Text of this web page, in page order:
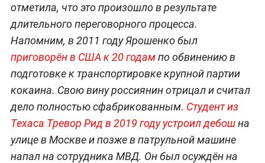
отметила, что это произошло в результате
длительного переговорного процесса.
Напомним, в 2011 году Ярошенко был
приговорён в США к 20 годампо обвинению в
подготовке к транспортировке крупной партии
кокаина. Свою вину россиянин отрицал и считал
дело полностью сфабрикованным. Студент из
Техаса Тревор Рид в 2019 году устроил дебошна
улице в Москве и позже в патрульной машине
напал на сотрудника МВД. Он был осуждён на